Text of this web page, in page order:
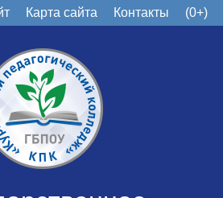
Карта сайта Контакты (0+)